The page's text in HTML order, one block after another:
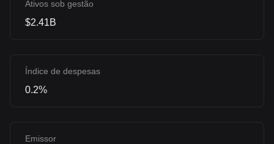
Ativos sob gestão
$2.41B
Índice de despesas
0.2%
Emissor